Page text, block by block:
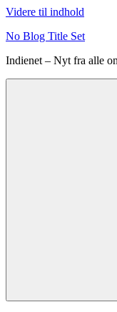
Videre til indhold
No Blog Title Set
Indienet – Nyt fra alle